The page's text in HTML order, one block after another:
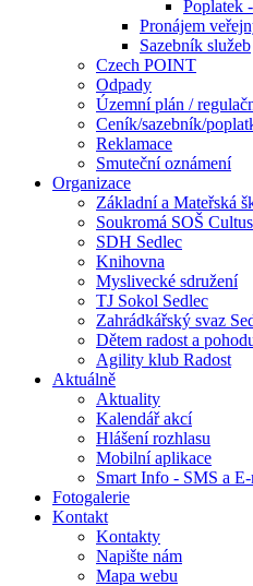
Poplatek
Pronájem
Sazebník služeb
Czech POINT
Odpady
Územní plán /
Ceník/sazebník/
Reklamace
Smuteční oznámení
Organizace
Základní a Mateřská
Soukromá SOŠ Cultus
SDH Sedlec
Knihovna
Myslivecké sdružení
TJ Sokol Sedlec
Zahrádkářský svaz
Dětem radost a
Agility klub Radost
Aktuálně
Aktuality
Kalendář akcí
Hlášení rozhlasu
Mobilní aplikace
Smart Info - SMS a
Fotogalerie
Kontakt
Kontakty
Napište nám
Mapa webu